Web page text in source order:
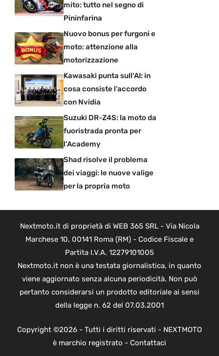
mito: tutto nel segno di
Pininfarina
Nuovo bonus per furgoni e
moto: attenzione alla
motorizzazione
Kawasaki punta sull’AI: in
cosa consiste l’accordo
con Nvidia
Suzuki DR-Z4S: la moto da
fuoristrada pronta per
l’Academy
Shad risolve il problema
dei viaggi: le nuove valige
per la propria moto
Nextmoto.it di proprietà di WEB 365 SRL - Via Nicola
Marchese 10, 00141 Roma (RM) - Codice Fiscale e
Partita I.V.A. 12279101005
Nextmoto.it non è una testata giornalistica, in quanto
viene aggiornato senza alcuna periodicità. Non può
pertanto considerarsi un prodotto editoriale ai sensi
della legge n. 62 del 07.03.2001
Copyright ©2026 - Tutti i diritti riservati - NEXTMOTO
è marchio registrato - Contattaci